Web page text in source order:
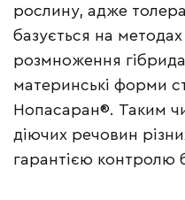
рослину, адже
базується на
розмноження гібрида,
материнські форми
Нопасаран®. Таким
діючих речовин
гарантією контролю